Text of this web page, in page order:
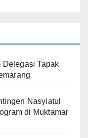
Delegasi Tapak
Nasyiatul
di Muktamar